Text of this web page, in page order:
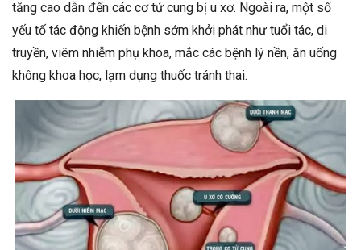
tăng cao dẫn đến các cơ tử cung bị u xơ. Ngoài ra, một số
yếu tố tác động khiến bệnh sớm khởi phát như tuổi tác, di
truyền, viêm nhiễm phụ khoa, mắc các bệnh lý nền, ăn uống
không khoa học, lạm dụng thuốc tránh thai.